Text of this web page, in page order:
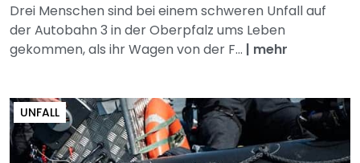
Drei Menschen sind bei einem schweren Unfall auf
der Autobahn 3 in der Oberpfalz ums Leben
gekommen, als ihr Wagen von der F... | mehr
UNFALL